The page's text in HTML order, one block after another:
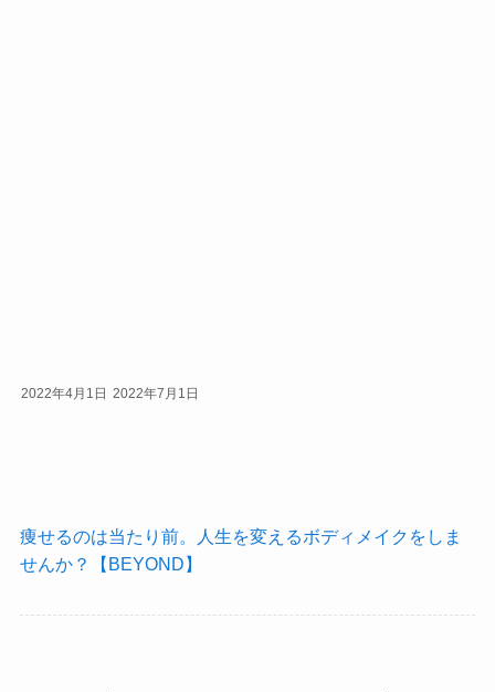
2022年4月1日 2022年7月1日
痩せるのは当たり前。人生を変えるボディメイクをしま
せんか？【BEYOND】